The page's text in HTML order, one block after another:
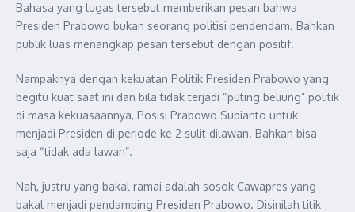
Bahasa yang lugas tersebut memberikan pesan bahwa
Presiden Prabowo bukan seorang politisi pendendam. Bahkan
publik luas menangkap pesan tersebut dengan positif.
Nampaknya dengan kekuatan Politik Presiden Prabowo yang
begitu kuat saat ini dan bila tidak terjadi “puting beliung” politik
di masa kekuasaannya, Posisi Prabowo Subianto untuk
menjadi Presiden di periode ke 2 sulit dilawan. Bahkan bisa
saja “tidak ada lawan”.
Nah, justru yang bakal ramai adalah sosok Cawapres yang
bakal menjadi pendamping Presiden Prabowo. Disinilah titik